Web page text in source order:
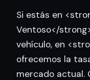
Si estás en
Ventoso</
vehículo, en
ofrecemos la
mercado actual.